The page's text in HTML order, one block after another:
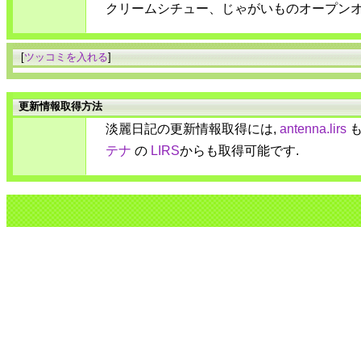
クリームシチュー、じゃがいものオープン
[ツッコミを入れる]
更新情報取得方法
淡麗日記の更新情報取得には, antenna.lirs
テナ の LIRSからも取得可能です.